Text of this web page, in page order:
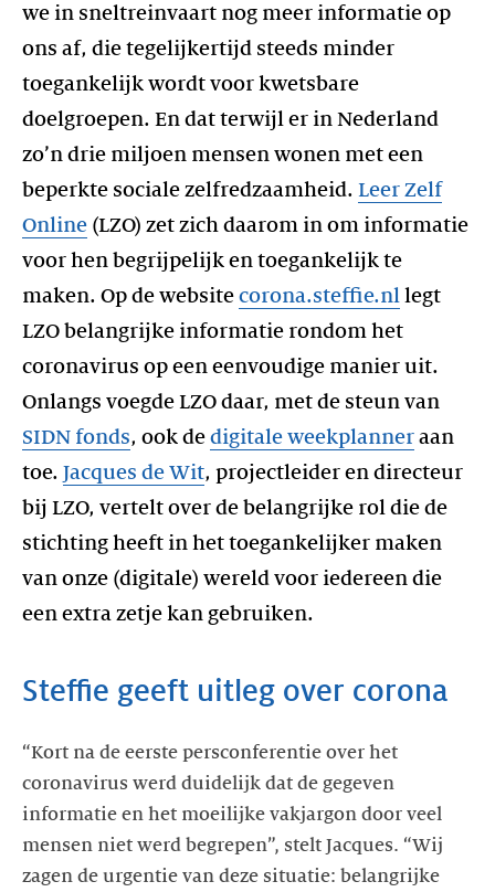
we in sneltreinvaart nog meer informatie op
ons af, die tegelijkertijd steeds minder
toegankelijk wordt voor kwetsbare
doelgroepen. En dat terwijl er in Nederland
zo’n drie miljoen mensen wonen met een
beperkte sociale zelfredzaamheid. Leer Zelf
Online (LZO) zet zich daarom in om informatie
voor hen begrijpelijk en toegankelijk te
maken. Op de website corona.steffie.nl legt
LZO belangrijke informatie rondom het
coronavirus op een eenvoudige manier uit.
Onlangs voegde LZO daar, met de steun van
SIDN fonds, ook de digitale weekplanner aan
toe. Jacques de Wit, projectleider en directeur
bij LZO, vertelt over de belangrijke rol die de
stichting heeft in het toegankelijker maken
van onze (digitale) wereld voor iedereen die
“Kort na de eerste persconferentie over het
coronavirus werd duidelijk dat de gegeven
informatie en het moeilijke vakjargon door veel
mensen niet werd begrepen”, stelt Jacques. “Wij
zagen de urgentie van deze situatie: belangrijke